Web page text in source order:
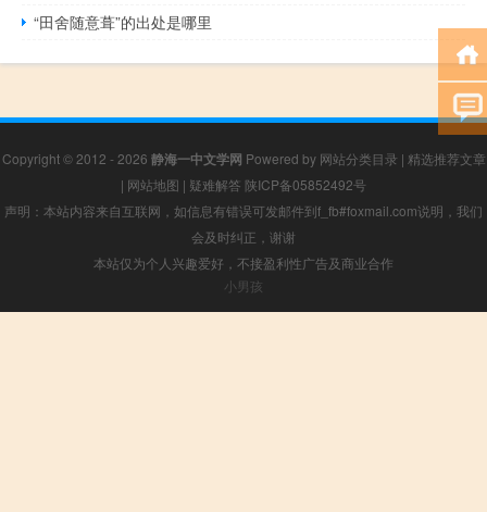
“田舍随意葺”的出处是哪里
Copyright © 2012 - 2026 静海一中文学网 Powered by 网站分类目录 | 精选推荐文章
| 网站地图 | 疑难解答 陕ICP备05852492号
声明：本站内容来自互联网，如信息有错误可发邮件到f_fb#foxmail.com说明，我们
会及时纠正，谢谢
本站仅为个人兴趣爱好，不接盈利性广告及商业合作
小男孩